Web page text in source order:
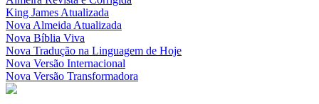
King James Atualizada
Nova Almeida Atualizada
Nova Bíblia Viva
Nova Tradução na Linguagem de Hoje
Nova Versão Internacional
Nova Versão Transformadora